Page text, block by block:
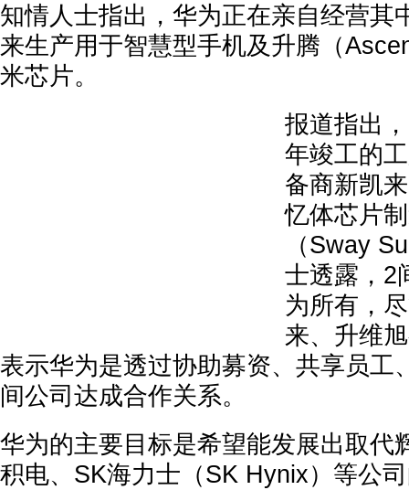
知情人士指出，华为正在亲自经营其
来生产用于智慧型手机及升腾（
米芯片。
报道指出
年竣工的
备商新凯
忆体芯片
（Sway
士透露，2
为所有，
来、升维
表示华为是透过协助募资、共享员工
间公司达成合作关系。
华为的主要目标是希望能发展出取代
积电、SK海力士（SK Hynix）等公